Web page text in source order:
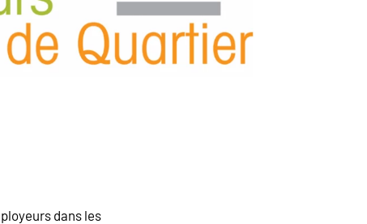
dans les